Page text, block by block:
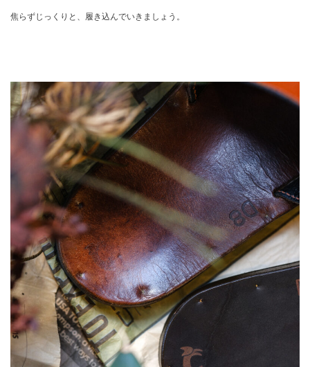
焦らずじっくりと、履き込んでいきましょう。